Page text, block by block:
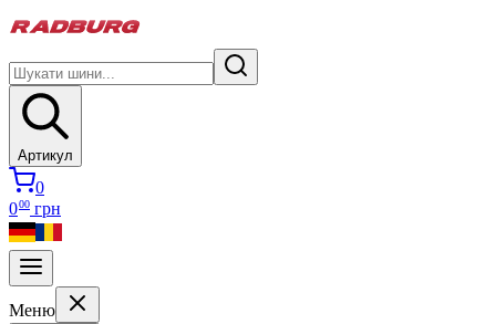
Артикул
0
000 грн
Меню